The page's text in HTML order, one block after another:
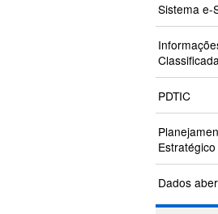
Sistema e-
PDTIC
Estratégico
Dados